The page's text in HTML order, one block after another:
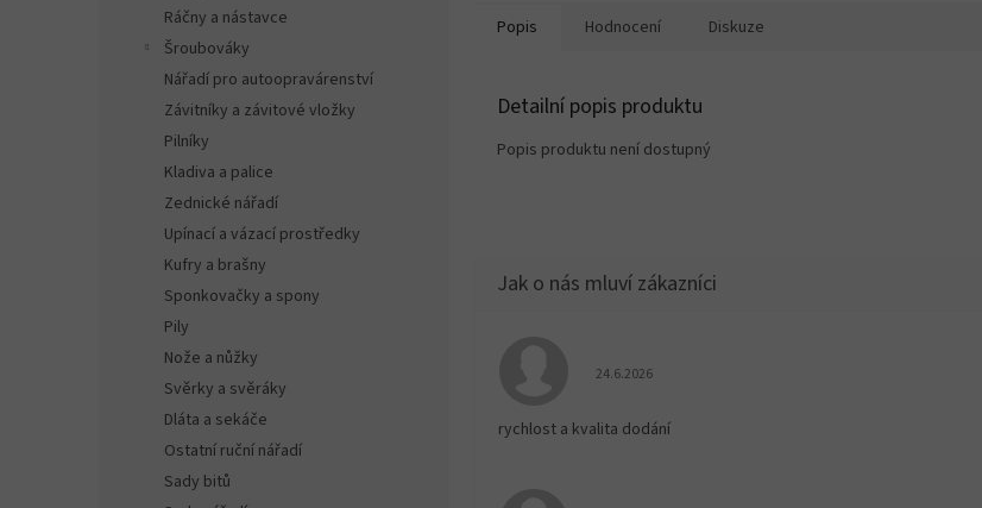
Ráčny a nástavce
Šroubováky
Nářadí pro autoopravárenství
Závitníky a závitové vložky
Pilníky
Kladiva a palice
Zednické nářadí
Upínací a vázací prostředky
Kufry a brašny
Sponkovačky a spony
Pily
Nože a nůžky
Svěrky a svěráky
Dláta a sekáče
Ostatní ruční nářadí
Sady bitů
Popis Hodnocení Diskuze
Detailní popis produktu
Popis produktu není dostupný
Hodnocení obchodu je 5 z 5 hvězdiček.
24.6.2026
rychlost a kvalita dodání